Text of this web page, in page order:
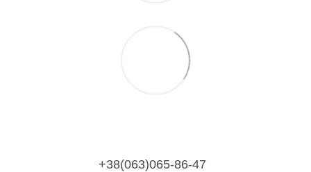
+38(063)065-86-47